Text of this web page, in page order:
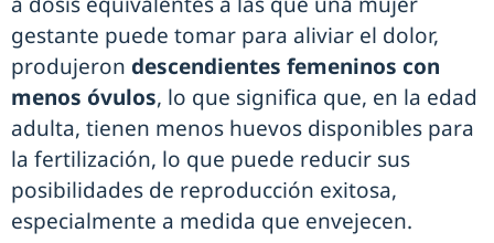
gestante puede tomar para aliviar el dolor,
produjeron descendientes femeninos con
menos óvulos, lo que significa que, en la edad
adulta, tienen menos huevos disponibles para
la fertilización, lo que puede reducir sus
posibilidades de reproducción exitosa,
especialmente a medida que envejecen.